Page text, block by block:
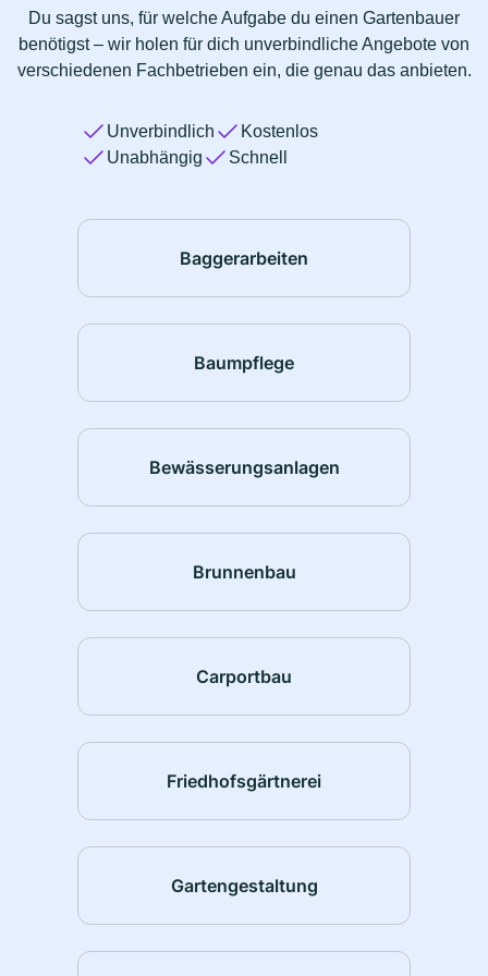
Du sagst uns, für welche Aufgabe du einen Gartenbauer
benötigst – wir holen für dich unverbindliche Angebote von
verschiedenen Fachbetrieben ein, die genau das anbieten.
Unverbindlich
Kostenlos
Unabhängig
Schnell
Baggerarbeiten
Baumpflege
Bewässerungsanlagen
Brunnenbau
Carportbau
Friedhofsgärtnerei
Gartengestaltung